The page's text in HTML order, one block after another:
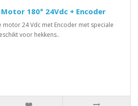
180° 24Vdc + Encoder
24 Vdc met Encoder met speciale
voor hekkens..